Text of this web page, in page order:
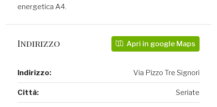
energetica A4.
Indirizzo Apri in google Maps
Indirizzo: Via Pizzo Tre Signori
Città: Seriate